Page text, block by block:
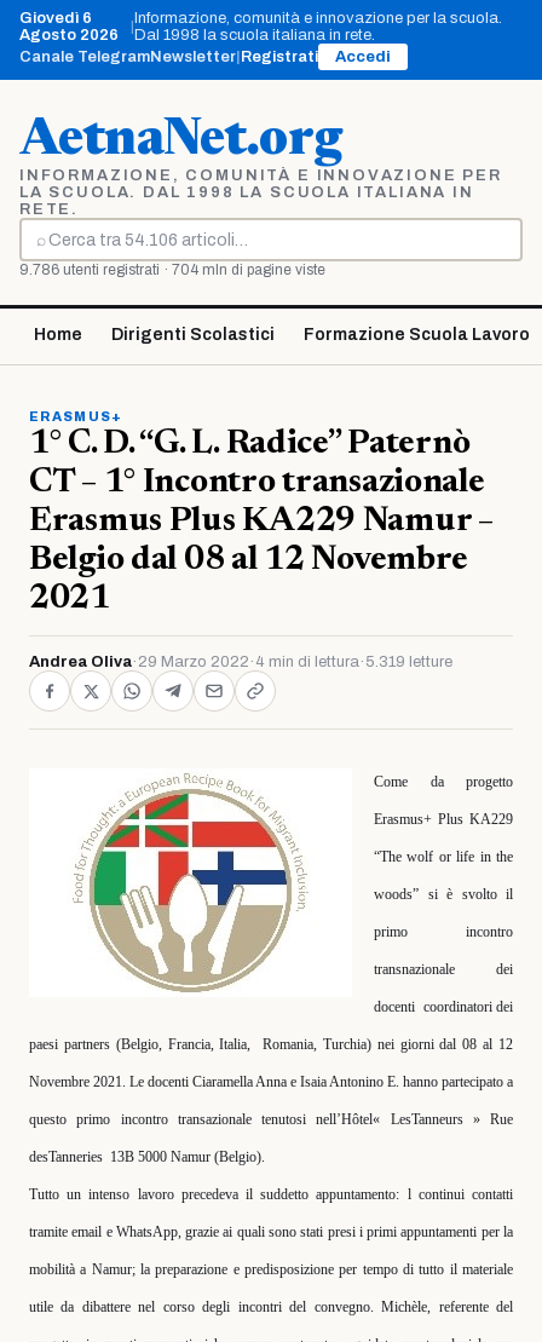
Vai
contenuto
Giovedì 6
Agosto 2026
Informazione, comunità e innovazione per la scuola.
Dal 1998 la scuola italiana in rete.
Canale TelegramNewsletter Registrati Accedi
AetnaNet.org
INFORMAZIONE, COMUNITÀ E INNOVAZIONE PER
LA SCUOLA. DAL 1998 LA SCUOLA ITALIANA IN
RETE.
⌕
Cerca
9.786 utenti registrati · 704 mln di pagine viste
Home Dirigenti Scolastici Formazione Scuola Lavoro
ERASMUS+
1° C. D. “G. L. Radice” Paternò
CT – 1° Incontro transazionale
Erasmus Plus KA229 Namur –
Belgio dal 08 al 12 Novembre
2021
Andrea Oliva· 29 Marzo 2022 · 4 min di lettura· 5.319 letture
Come da progetto
Erasmus+ Plus KA229
“The wolf or life in the
woods” si è svolto il
primo incontro
transnazionale dei
docenti coordinatori dei
paesi partners (Belgio, Francia, Italia, Romania, Turchia) nei giorni dal 08 al 12
Novembre 2021. Le docenti Ciaramella Anna e Isaia Antonino E. hanno partecipato a
questo primo incontro transazionale tenutosi nell’Hôtel« LesTanneurs » Rue
desTanneries 13B 5000 Namur (Belgio).
Tutto un intenso lavoro precedeva il suddetto appuntamento: l continui contatti
tramite email e WhatsApp, grazie ai quali sono stati presi i primi appuntamenti per la
mobilità a Namur; la preparazione e predisposizione per tempo di tutto il materiale
utile da dibattere nel corso degli incontri del convegno. Michèle, referente del